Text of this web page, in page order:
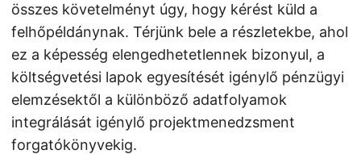
összes követelményt úgy, hogy kérést küld a
felhőpéldánynak. Térjünk bele a részletekbe, ahol
ez a képesség elengedhetetlennek bizonyul, a
költségvetési lapok egyesítését igénylő pénzügyi
elemzésektől a különböző adatfolyamok
integrálását igénylő projektmenedzsment
forgatókönyvekig.